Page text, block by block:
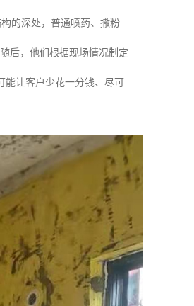
的深处，普通喷药、撒粉
后，他们根据现场情况制定
让客户少花一分钱、尽可